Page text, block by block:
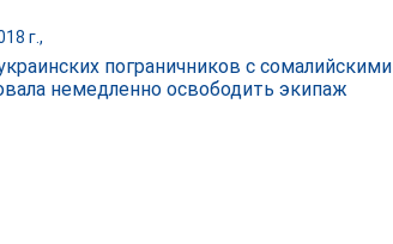
г.,
пограничников с сомалийскими
немедленно освободить экипаж